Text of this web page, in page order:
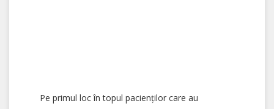
Pe primul loc în topul pacienților care au